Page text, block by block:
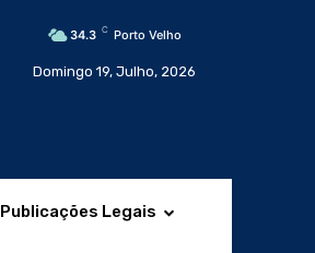
34.3 C Porto Velho
Domingo 19, Julho, 2026
Publicações Legais